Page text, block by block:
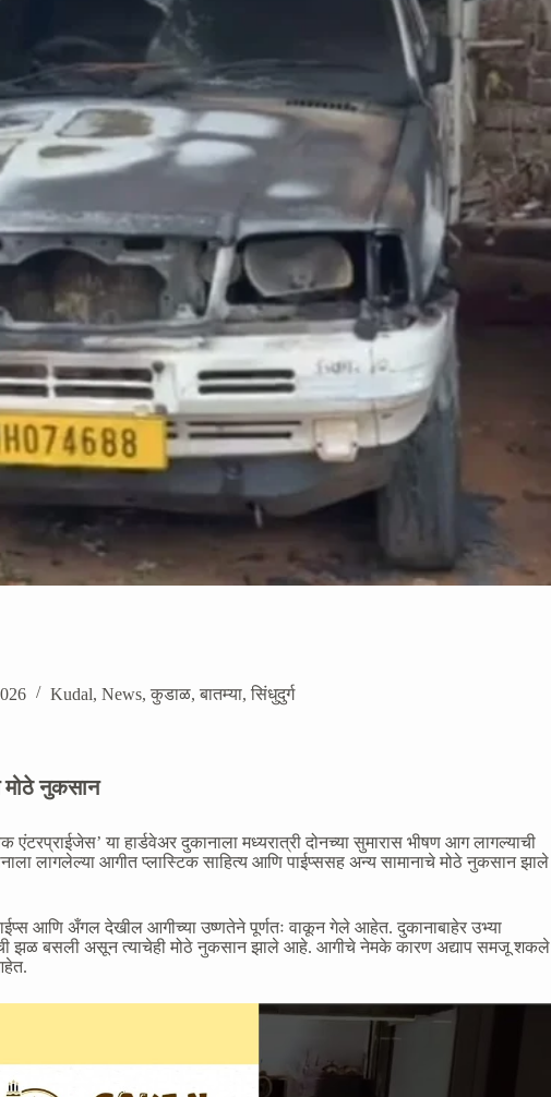
Kudal, News, कुडाळ, बातम्या, सिंधुदुर्ग
मोठे नुकसान
एंटरप्राईजेस’ या हार्डवेअर दुकानाला मध्यरात्री दोनच्या सुमारास भीषण आग लागल्याची
लागलेल्या आगीत प्लास्टिक साहित्य आणि पाईप्ससह अन्य सामानाचे मोठे नुकसान झाले
आणि अँगल देखील आगीच्या उष्णतेने पूर्णतः वाकून गेले आहेत. दुकानाबाहेर उभ्या
झळ बसली असून त्याचेही मोठे नुकसान झाले आहे. आगीचे नेमके कारण अद्याप समजू शकले